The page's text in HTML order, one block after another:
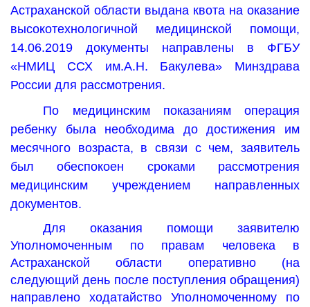
Астраханской области выдана квота на оказание
высокотехнологичной медицинской помощи,
14.06.2019 документы направлены в ФГБУ
«НМИЦ ССХ им.А.Н. Бакулева» Минздрава
России для рассмотрения.
По медицинским показаниям операция
ребенку была необходима до достижения им
месячного возраста, в связи с чем, заявитель
был обеспокоен сроками рассмотрения
медицинским учреждением направленных
документов.
Для оказания помощи заявителю
Уполномоченным по правам человека в
Астраханской области оперативно (на
следующий день после поступления обращения)
направлено ходатайство Уполномоченному по